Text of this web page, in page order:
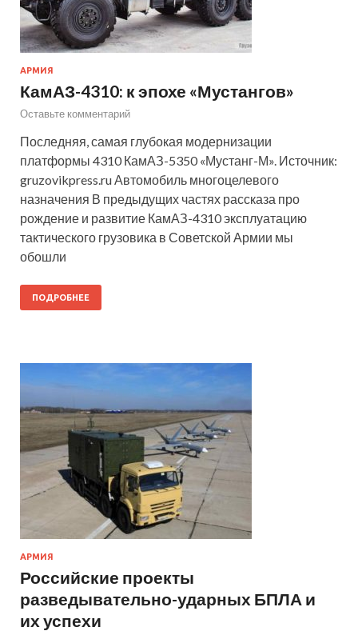
АРМИЯ
КамАЗ-4310: к эпохе «Мустангов»
Оставьте комментарий
Последняя, самая глубокая модернизации
платформы 4310 КамАЗ-5350 «Мустанг-М». Источник:
gruzovikpress.ru Автомобиль многоцелевого
назначения В предыдущих частях рассказа про
рождение и развитие КамАЗ-4310 эксплуатацию
тактического грузовика в Советской Армии мы
обошли
ПОДРОБНЕЕ
АРМИЯ
Российские проекты
разведывательно-ударных БПЛА и
их успехи